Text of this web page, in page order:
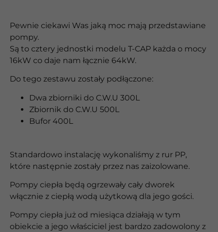
Pewnie ciekawi Was jaką moc mają przedstawiane
pompy.
Są to cztery jednostki modelu T-CAP każda o mocy
16kW co daje nam łącznie 64kW.
Do tego zestawu zostały podłączone:
Dwa zbiorniki do C.W.U 300L
Zbiornik do C.W.U 500L
Bufor 400L
Standardowo instalację wykonaliśmy z rur PP,
które następnie zostały przez nas zaizolowane.
Pompy ciepła będą ogrzewały cały dworek
włącznie z ciepłą wodą użytkową dla jego gości.
Pompy ciepła już od miesiąca działają w tym
obiekcie a jego właściciel jest bardzo zadowolony z